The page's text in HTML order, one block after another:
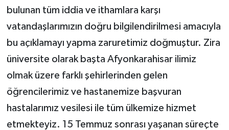
bulunan tüm iddia ve ithamlara karşı
vatandaşlarımızın doğru bilgilendirilmesi amacıyla
bu açıklamayı yapma zaruretimiz doğmuştur. Zira
üniversite olarak başta Afyonkarahisar ilimiz
olmak üzere farklı şehirlerinden gelen
öğrencilerimiz ve hastanemize başvuran
hastalarımız vesilesi ile tüm ülkemize hizmet
etmekteyiz. 15 Temmuz sonrası yaşanan süreçte